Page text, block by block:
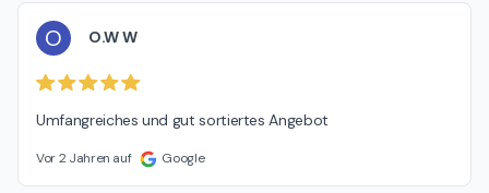
O O.W W
Umfangreiches und gut sortiertes Angebot
Vor 2 Jahren auf Google